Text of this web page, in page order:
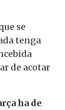
se
tenga
de acotar
ha de